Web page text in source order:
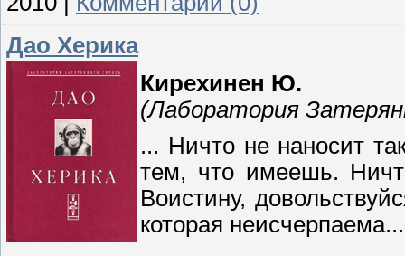
Дао Херика
Кирехинен Ю.
(Лаборатория
... Ничто не наносит
тем, что имеешь.
Воистину,
которая неисчерпаема...